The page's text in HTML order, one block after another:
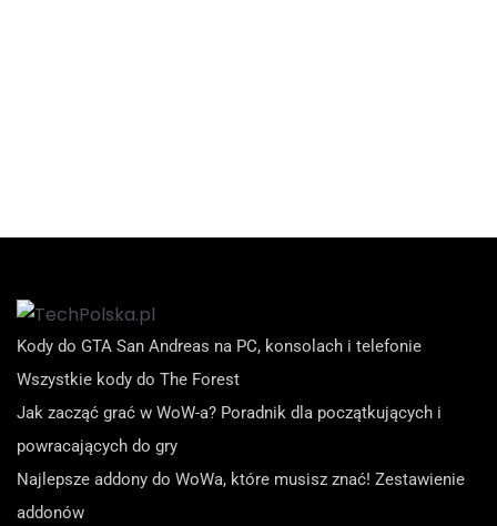
Kody do GTA San Andreas na PC, konsolach i telefonie
Wszystkie kody do The Forest
Jak zacząć grać w WoW-a? Poradnik dla początkujących i
powracających do gry
Najlepsze addony do WoWa, które musisz znać! Zestawienie
addonów